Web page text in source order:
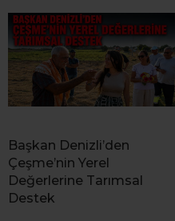
Başkan Denizli’den
Çeşme’nin Yerel
Değerlerine Tarımsal
Destek